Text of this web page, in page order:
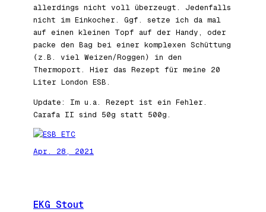
allerdings nicht voll überzeugt. Jedenfalls
nicht im Einkocher. Ggf. setze ich da mal
auf einen kleinen Topf auf der Handy, oder
packe den Bag bei einer komplexen Schüttung
(z.B. viel Weizen/Roggen) in den
Thermoport. Hier das Rezept für meine 20
Liter London ESB.
Update: Im u.a. Rezept ist ein Fehler.
Carafa II sind 50g statt 500g.
Apr. 28, 2021
EKG Stout